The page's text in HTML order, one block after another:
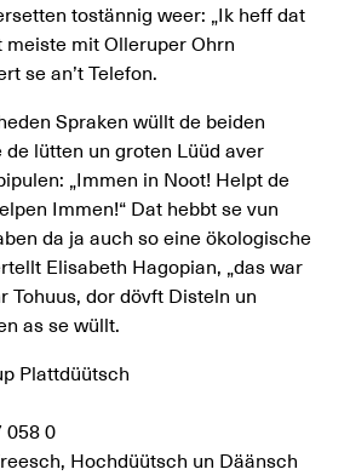
tostännig weer: „Ik heff dat
meiste mit Olleruper Ohrn
se an’t Telefon.
Spraken wüllt de beiden
lütten un groten Lüüd aver
„Immen in Noot! Helpt de
Immen!“ Dat hebbt se vun
da ja auch so eine ökologische
Elisabeth Hagopian, „das war
Tohuus, dor dövft Disteln un
as se wüllt.
Plattdüütsch
058 0
Hochdüütsch un Däänsch